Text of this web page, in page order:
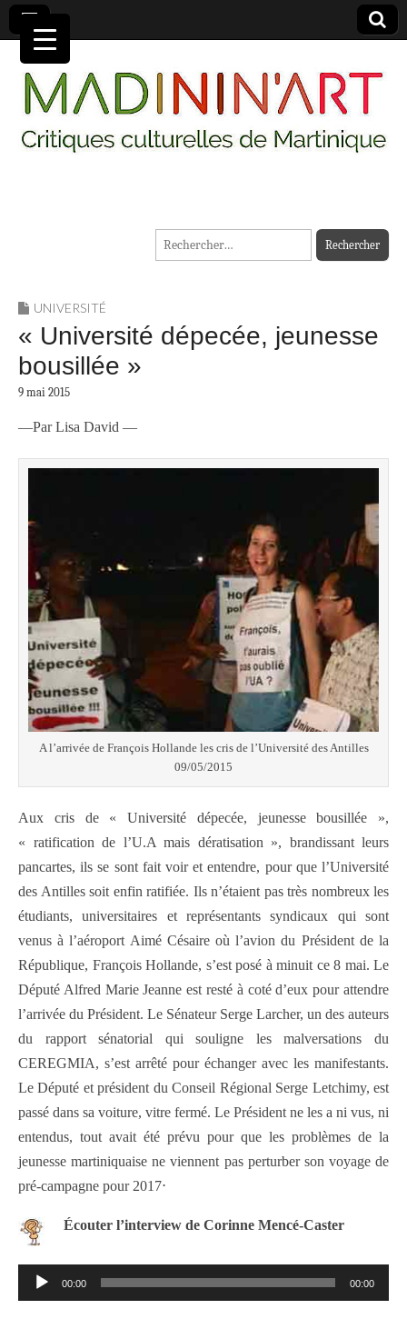
MADININ'ART
Rechercher :
UNIVERSITÉ
« Université dépecée, jeunesse
bousillée »
9 mai 2015
—Par Lisa David —
A l’arrivée de François Hollande les cris de l’Université des Antilles
09/05/2015
Aux cris de « Université dépecée, jeunesse bousillée »,
« ratification de l’U.A mais dératisation », brandissant leurs
pancartes, ils se sont fait voir et entendre, pour que l’Université
des Antilles soit enfin ratifiée. Ils n’étaient pas très nombreux les
étudiants, universitaires et représentants syndicaux qui sont
venus à l’aéroport Aimé Césaire où l’avion du Président de la
République, François Hollande, s’est posé à minuit ce 8 mai. Le
Député Alfred Marie Jeanne est resté à coté d’eux pour attendre
l’arrivée du Président. Le Sénateur Serge Larcher, un des auteurs
du rapport sénatorial qui souligne les malversations du
CEREGMIA, s’est arrêté pour échanger avec les manifestants.
Le Député et président du Conseil Régional Serge Letchimy, est
passé dans sa voiture, vitre fermé. Le Président ne les a ni vus, ni
entendus, tout avait été prévu pour que les problèmes de la
jeunesse martiniquaise ne viennent pas perturber son voyage de
pré-campagne pour 2017⋅
Écouter l’interview de Corinne Mencé-Caster
Lecteur
audio
00:00 00:00